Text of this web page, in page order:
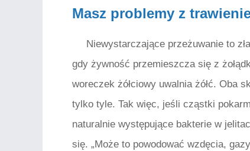
Masz problemy z
Niewystarczające przeżuwanie to
gdy żywność przemieszcza się z
woreczek żółciowy uwalnia żółć. Oba
tylko tyle. Tak więc, jeśli cząstki
naturalnie występujące bakterie w
się. „Może to powodować wzdęcia,